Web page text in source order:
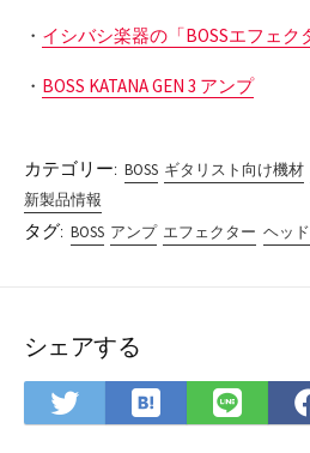
・ イシバシ楽器の「BOSSエフェク
・ BOSS KATANA GEN 3 アンプ
カテゴリー: BOSS ギタリスト向け機材
新製品情報
タグ: BOSS アンプ エフェクター ヘッ
シェアする
Twitter
で
は
て
で